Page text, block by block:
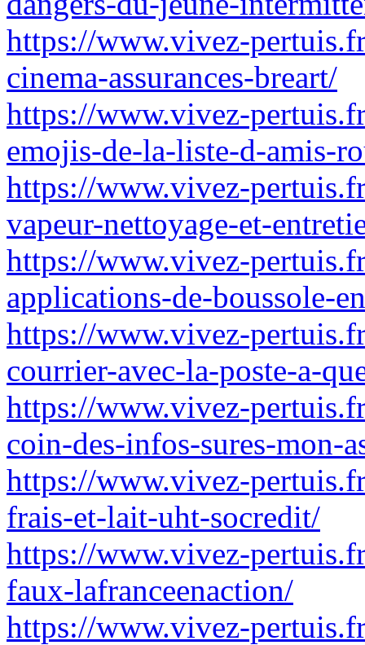
https://www.vivez-
cinema-assurances-breart/
https://www.vivez-
emojis-de-la-liste-d-amis-
https://www.vivez-
vapeur-nettoyage-et-
https://www.vivez-
applications-de-boussole-
https://www.vivez-
courrier-avec-la-poste-a-
https://www.vivez-
coin-des-infos-sures-mon-
https://www.vivez-
frais-et-lait-uht-socredit/
https://www.vivez-
faux-lafranceenaction/
https://www.vivez-